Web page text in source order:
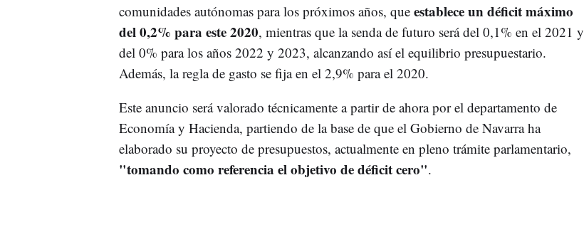
comunidades autónomas para los próximos años, que establece un déficit máximo
del 0,2% para este 2020, mientras que la senda de futuro será del 0,1% en el 2021 y
del 0% para los años 2022 y 2023, alcanzando así el equilibrio presupuestario.
Además, la regla de gasto se fija en el 2,9% para el 2020.
Este anuncio será valorado técnicamente a partir de ahora por el departamento de
Economía y Hacienda, partiendo de la base de que el Gobierno de Navarra ha
elaborado su proyecto de presupuestos, actualmente en pleno trámite parlamentario,
"tomando como referencia el objetivo de déficit cero".